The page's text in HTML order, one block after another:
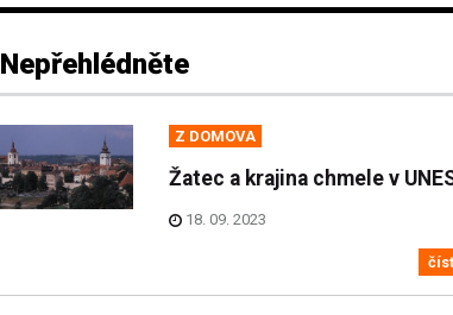
Nepřehlédněte
Z DOMOVA
Žatec a krajina chmele v
18. 09. 2023